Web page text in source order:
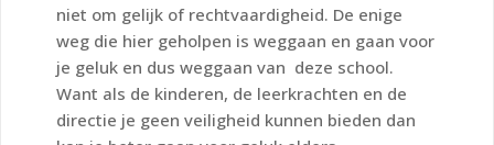
niet om gelijk of rechtvaardigheid. De enige
weg die hier geholpen is weggaan en gaan voor
je geluk en dus weggaan van deze school.
Want als de kinderen, de leerkrachten en de
directie je geen veiligheid kunnen bieden dan